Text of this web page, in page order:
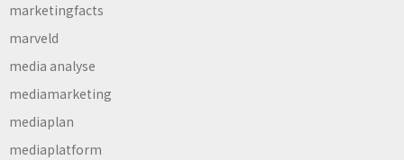
marketingfacts
marveld
media analyse
mediamarketing
mediaplan
mediaplatform